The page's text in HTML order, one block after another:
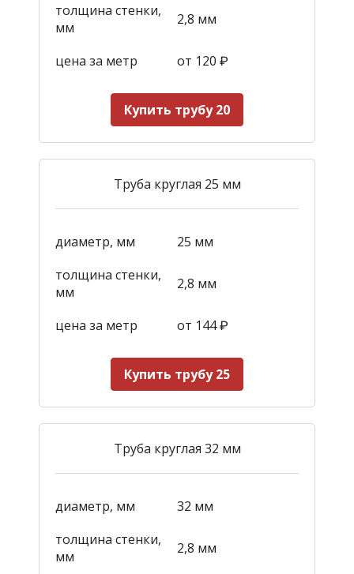
толщина стенки,
мм
2,8 мм
цена за метр от 120 ₽
Купить трубу 20
Труба круглая 25 мм
диаметр, мм
25 мм
толщина стенки,
мм
2,8 мм
цена за метр от 144₽
Купить трубу 25
Труба круглая 32 мм
диаметр, мм
32 мм
толщина стенки,
мм
2,8 мм